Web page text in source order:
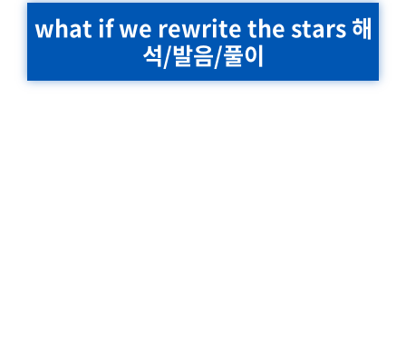
what if we rewrite the stars 해
석/발음/풀이